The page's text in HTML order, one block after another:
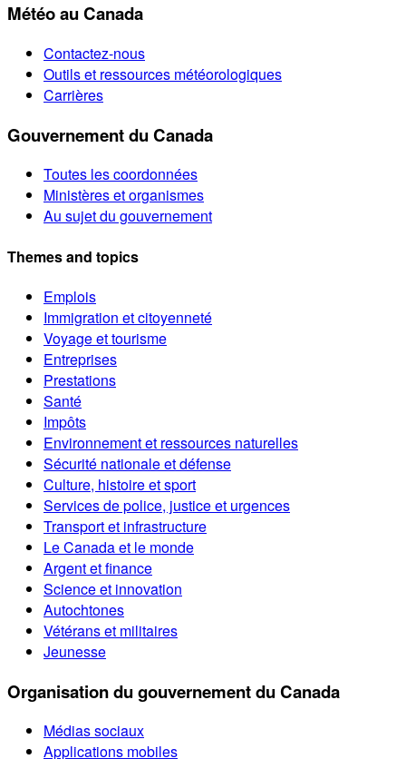
Météo au Canada
Contactez-nous
Outils et ressources météorologiques
Carrières
Gouvernement du Canada
Toutes les coordonnées
Ministères et organismes
Au sujet du gouvernement
Themes and topics
Emplois
Immigration et citoyenneté
Voyage et tourisme
Entreprises
Prestations
Santé
Impôts
Environnement et ressources naturelles
Sécurité nationale et défense
Culture, histoire et sport
Services de police, justice et urgences
Transport et infrastructure
Le Canada et le monde
Argent et finance
Science et innovation
Autochtones
Vétérans et militaires
Jeunesse
Organisation du gouvernement du Canada
Médias sociaux
Applications mobiles